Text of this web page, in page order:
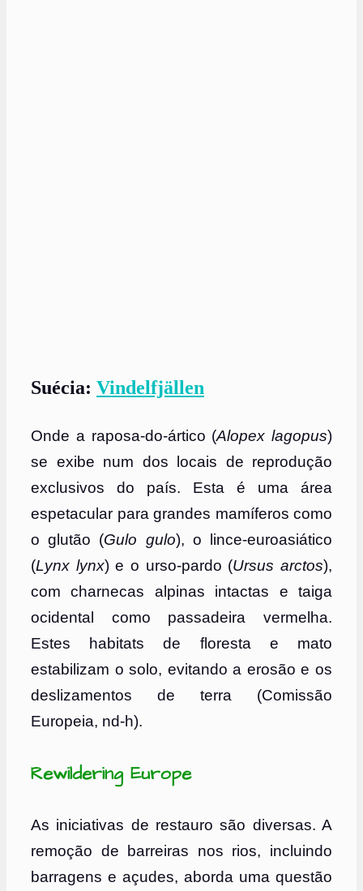
Suécia: Vindelfjällen
Onde a raposa-do-ártico (Alopex lagopus)
se exibe num dos locais de reprodução
exclusivos do país. Esta é uma área
espetacular para grandes mamíferos como
o glutão (Gulo gulo), o lince-euroasiático
(Lynx lynx) e o urso-pardo (Ursus arctos),
com charnecas alpinas intactas e taiga
ocidental como passadeira vermelha.
Estes habitats de floresta e mato
estabilizam o solo, evitando a erosão e os
deslizamentos de terra (Comissão
Europeia, nd-h).
Rewildering Europe
As iniciativas de restauro são diversas. A
remoção de barreiras nos rios, incluindo
barragens e açudes, aborda uma questão